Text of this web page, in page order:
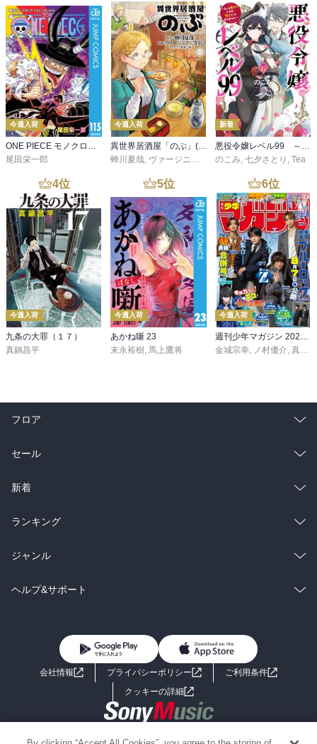
今週入荷
尾田栄一郎
今週入荷
蝉川夏哉 ヴァージニア二等兵 ,転
新着
のこみ 七夕さとり Tea
4位
今週入荷
九条の大罪（１７）
真鍋昌平
5位
今週入荷
あかね噺 23
末永裕樹, 馬上鷹将
6位
今週入荷
週刊少年マガジン 2026年36・37号[2026年8月5日発売]
金城宗幸, ノ村優介, 真島ヒロ
フロア
総合
ラノベ
雑誌・グラビア
BL・TL
セール
総合
ラノベ
雑誌・グラビア
BL・TL
新着
総合
ラノベ
雑誌・グラビア
ランキング
総合
ラノベ
ジャンル
コミック
ライトノベル 男子向けラノベ
小説
海外小説
ヘルプ&サポート
よくあるご質問 お問い合わせ
会社情報 プライバシーポリシー
ご利用条件
クッキーの詳細
Copyright 2017 - 2026 Sony Music Entertainment(Japan) Inc.